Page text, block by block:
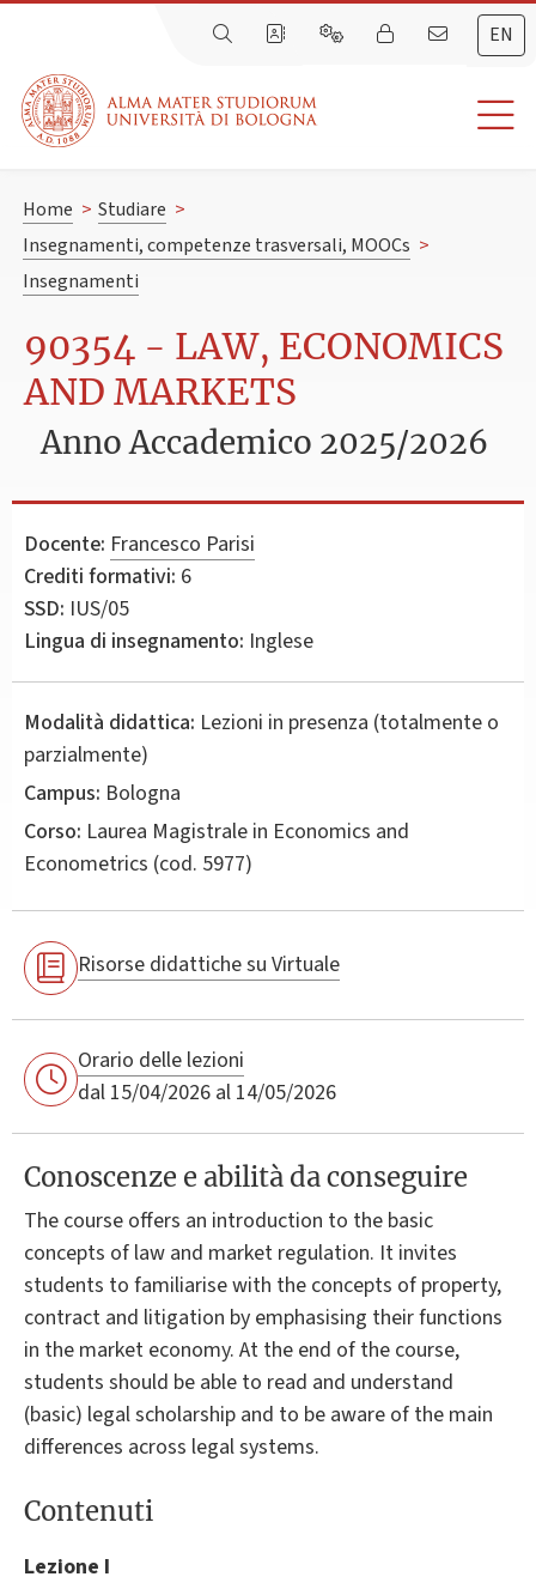
EN
Home > Studiare >
Insegnamenti, competenze trasversali, MOOCs >
Insegnamenti
90354 - LAW, ECONOMICS
AND MARKETS
Anno Accademico 2025/2026
Docente: Francesco Parisi
Crediti formativi: 6
SSD: IUS/05
Lingua di insegnamento: Inglese
Modalità didattica: Lezioni in presenza (totalmente o
parzialmente)
Campus: Bologna
Corso: Laurea Magistrale in Economics and
Econometrics (cod. 5977)
Risorse didattiche su Virtuale
Orario delle lezioni
dal 15/04/2026 al 14/05/2026
Conoscenze e abilità da conseguire
The course offers an introduction to the basic
concepts of law and market regulation. It invites
students to familiarise with the concepts of property,
contract and litigation by emphasising their functions
in the market economy. At the end of the course,
students should be able to read and understand
(basic) legal scholarship and to be aware of the main
differences across legal systems.
Contenuti
Lezione I